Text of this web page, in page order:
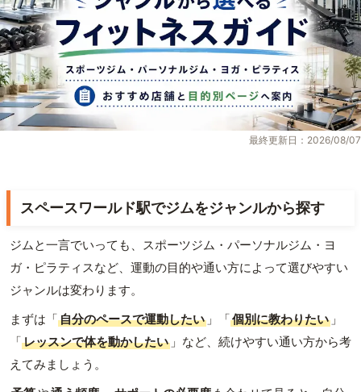
最終更新日：2026/08/07
スペースワールド駅でジムをジャンルから探す
ジムと一言でいっても、スポーツジム・パーソナルジム・ヨ
ガ・ピラティスなど、運動の目的や通い方によって選びやすい
ジャンルは変わります。
まずは「自分のペースで運動したい 」「個別に教わりたい 」
「レッスンで体を動かしたい 」など、続けやすい通い方から考
えてみましょう。